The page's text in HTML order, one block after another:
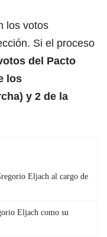
los votos
Si el proceso
del Pacto
los
y 2 de la
Eljach al cargo de
Eljach como su